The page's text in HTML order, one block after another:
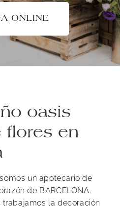
ONLINE
oasis
flores en
un apotecario de
de BARCELONA.
la decoración